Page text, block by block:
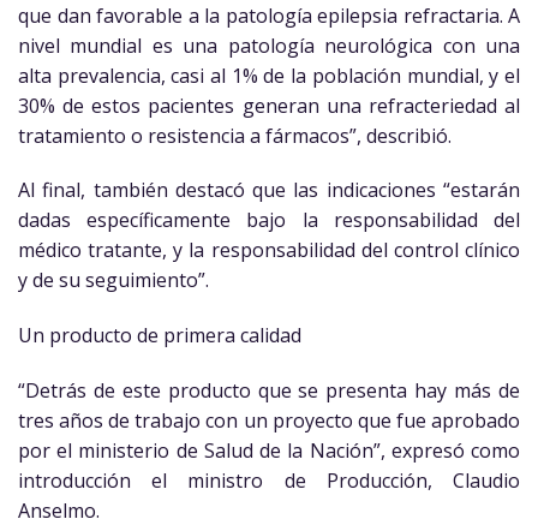
que dan favorable a la patología epilepsia refractaria. A
nivel mundial es una patología neurológica con una
alta prevalencia, casi al 1% de la población mundial, y el
30% de estos pacientes generan una refracteriedad al
tratamiento o resistencia a fármacos”, describió.
Al final, también destacó que las indicaciones “estarán
dadas específicamente bajo la responsabilidad del
médico tratante, y la responsabilidad del control clínico
y de su seguimiento”.
Un producto de primera calidad
“Detrás de este producto que se presenta hay más de
tres años de trabajo con un proyecto que fue aprobado
por el ministerio de Salud de la Nación”, expresó como
introducción el ministro de Producción, Claudio
Anselmo.